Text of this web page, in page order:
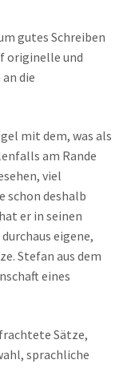
gutes Schreiben
originelle und
die
mit dem, was als
am Rande
viel
schon deshalb
er in seinen
eigene,
Stefan aus dem
eines
Sätze,
sprachliche